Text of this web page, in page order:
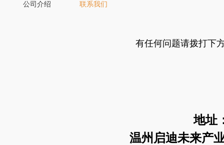
公司介绍 联系我们
有任何问题请拨打下
地址
温州启迪未来产